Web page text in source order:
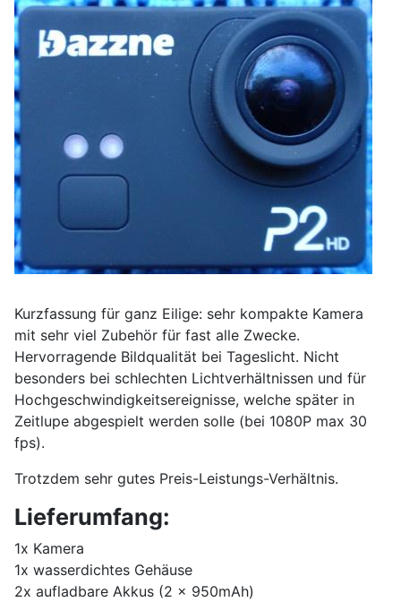
Erfahrungsbericht Dazzne 12 Megapixel HD 1080P
Kurzfassung für ganz Eilige: sehr kompakte Kamera
mit sehr viel Zubehör für fast alle Zwecke.
Hervorragende Bildqualität bei Tageslicht. Nicht
besonders bei schlechten Lichtverhältnissen und für
Hochgeschwindigkeitsereignisse, welche später in
Zeitlupe abgespielt werden solle (bei 1080P max 30
fps).
Trotzdem sehr gutes Preis-Leistungs-Verhältnis.
Lieferumfang:
1x Kamera
1x wasserdichtes Gehäuse
2x aufladbare Akkus (2 x 950mAh)